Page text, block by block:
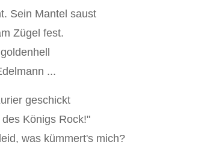
Sein Mantel saust
Zügel fest.
...
geschickt
Königs Rock!"
was kümmert's mich?